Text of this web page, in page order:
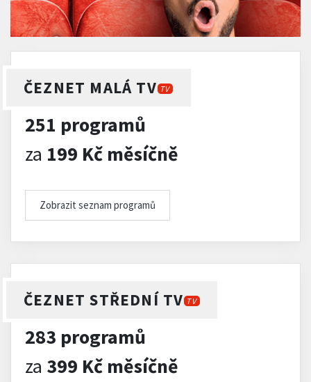
ČEZNET MALÁ TV TV
251 programů
za 199 Kč měsíčně
Zobrazit seznam programů
ČEZNET STŘEDNÍ TV TV
283 programů
za 399 Kč měsíčně